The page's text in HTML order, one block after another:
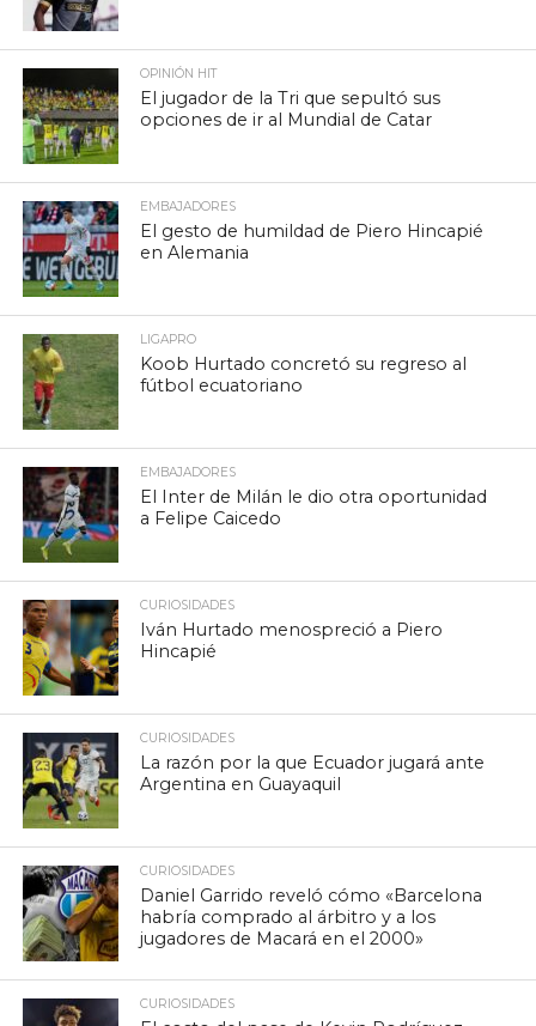
OPINIÓN HIT
El jugador de la Tri que sepultó sus
opciones de ir al Mundial de Catar
EMBAJADORES
El gesto de humildad de Piero Hincapié
en Alemania
LIGAPRO
Koob Hurtado concretó su regreso al
fútbol ecuatoriano
EMBAJADORES
El Inter de Milán le dio otra oportunidad
a Felipe Caicedo
CURIOSIDADES
Iván Hurtado menospreció a Piero
Hincapié
CURIOSIDADES
La razón por la que Ecuador jugará ante
Argentina en Guayaquil
CURIOSIDADES
Daniel Garrido reveló cómo «Barcelona
habría comprado al árbitro y a los
jugadores de Macará en el 2000»
CURIOSIDADES